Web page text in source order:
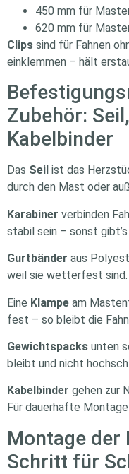
450 mm für
620 mm für
Clips sind für Fahnen
einklemmen – hält
Zubehör:
Kabelbinder
Das Seil ist das
durch den Mast oder
Karabiner verbinden
stabil sein – sonst gibt’s
Gurtbänder aus
weil sie wetterfest sind.
Eine Klampe am
fest – so bleibt die
Gewichtspacks unten
bleibt und nicht
Kabelbinder gehen zur
Für dauerhafte
Montage der
Schritt für